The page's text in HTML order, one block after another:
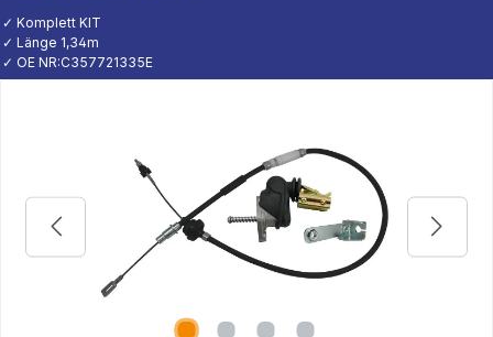
✓ Komplett KIT
✓ Länge 1,34m
✓ OE NR:C357721335E